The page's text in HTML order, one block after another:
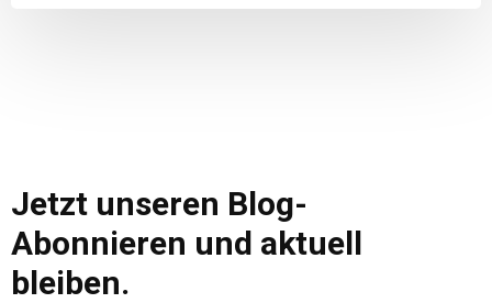
Jetzt unseren Blog-
Abonnieren und aktuell
bleiben.